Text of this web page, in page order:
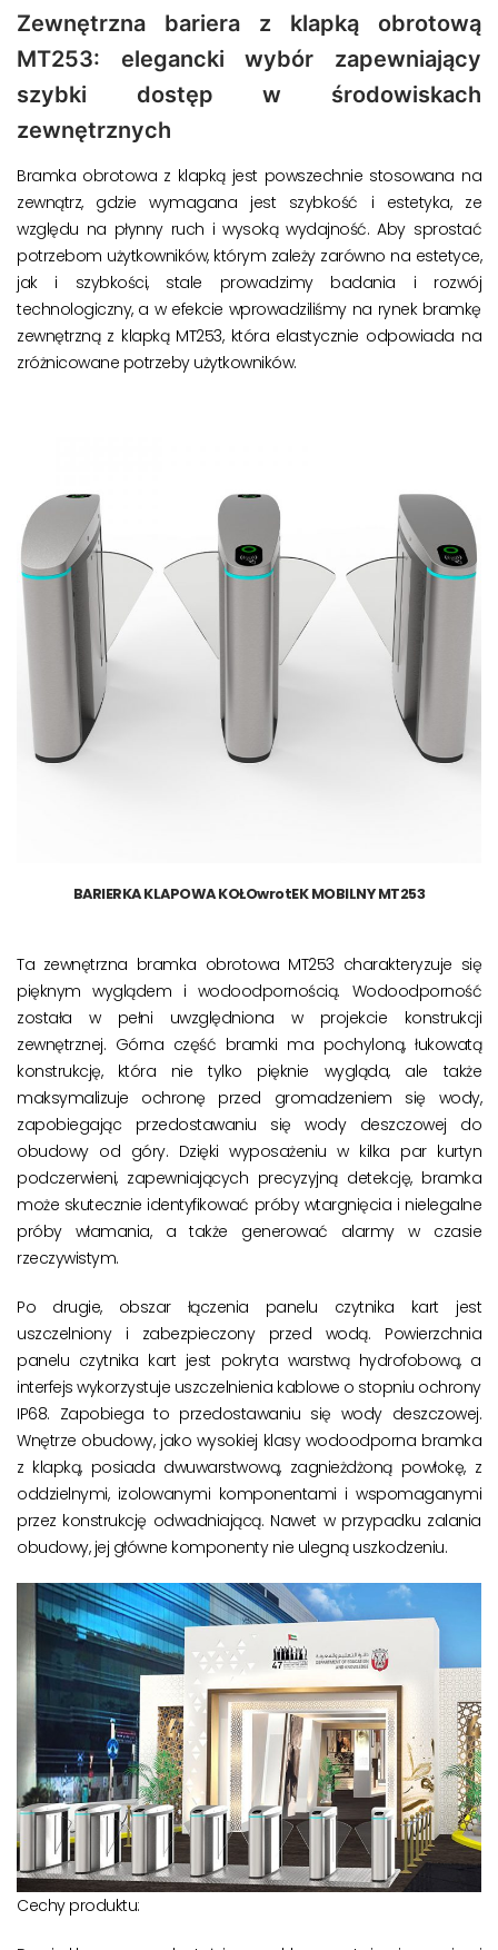
Zewnętrzna bariera z klapką obrotową
MT253: elegancki wybór zapewniający
szybki dostęp w środowiskach
zewnętrznych
Bramka obrotowa z klapką jest powszechnie stosowana na
zewnątrz, gdzie wymagana jest szybkość i estetyka, ze
względu na płynny ruch i wysoką wydajność. Aby sprostać
potrzebom użytkowników, którym zależy zarówno na estetyce,
jak i szybkości, stale prowadzimy badania i rozwój
technologiczny, a w efekcie wprowadziliśmy na rynek bramkę
zewnętrzną z klapką MT253, która elastycznie odpowiada na
zróżnicowane potrzeby użytkowników.
BARIERKA KLAPOWA KOŁOwrotEK MOBILNY MT253
Ta zewnętrzna bramka obrotowa MT253 charakteryzuje się
pięknym wyglądem i wodoodpornością. Wodoodporność
została w pełni uwzględniona w projekcie konstrukcji
zewnętrznej. Górna część bramki ma pochyloną, łukowatą
konstrukcję, która nie tylko pięknie wygląda, ale także
maksymalizuje ochronę przed gromadzeniem się wody,
zapobiegając przedostawaniu się wody deszczowej do
obudowy od góry. Dzięki wyposażeniu w kilka par kurtyn
podczerwieni, zapewniających precyzyjną detekcję, bramka
może skutecznie identyfikować próby wtargnięcia i nielegalne
próby włamania, a także generować alarmy w czasie
rzeczywistym.
Po drugie, obszar łączenia panelu czytnika kart jest
uszczelniony i zabezpieczony przed wodą. Powierzchnia
panelu czytnika kart jest pokryta warstwą hydrofobową, a
interfejs wykorzystuje uszczelnienia kablowe o stopniu ochrony
IP68. Zapobiega to przedostawaniu się wody deszczowej.
Wnętrze obudowy, jako wysokiej klasy wodoodporna bramka
z klapką, posiada dwuwarstwową, zagnieżdżoną powłokę, z
oddzielnymi, izolowanymi komponentami i wspomaganymi
przez konstrukcję odwadniającą. Nawet w przypadku zalania
obudowy, jej główne komponenty nie ulegną uszkodzeniu.
Cechy produktu: